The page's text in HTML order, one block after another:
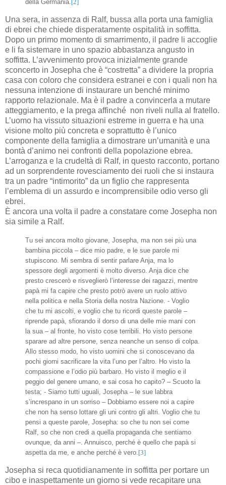
della Germania. [2]
Una sera, in assenza di Ralf, bussa alla porta una famiglia
di ebrei che chiede disperatamente ospitalità in soffitta.
Dopo un primo momento di smarrimento, il padre li accoglie
e li fa sistemare in uno spazio abbastanza angusto in
soffitta. L’avvenimento provoca inizialmente grande
sconcerto in Josepha che è “costretta” a dividere la propria
casa con coloro che considera estranei e con i quali non ha
nessuna intenzione di instaurare un benché minimo
rapporto relazionale. Ma è il padre a convincerla a mutare
atteggiamento, e la prega affinché non riveli nulla al fratello.
L’uomo ha vissuto situazioni estreme in guerra e ha una
visione molto più concreta e soprattutto è l’unico
componente della famiglia a dimostrare un’umanità e una
bontà d’animo nei confronti della popolazione ebrea.
L’arroganza e la crudeltà di Ralf, in questo racconto, portano
ad un sorprendente rovesciamento dei ruoli che si instaura
tra un padre “intimorito” da un figlio che rappresenta
l’emblema di un assurdo e incomprensibile odio verso gli
ebrei.
È ancora una volta il padre a constatare come Josepha non
sia simile a Ralf.
Tu sei ancora molto giovane, Josepha, ma non sei più una
bambina piccola – dice mio padre, e le sue parole mi
stupiscono. Mi sembra di sentir parlare Anja, ma lo
spessore degli argomenti è molto diverso. Anja dice che
presto crescerò e risveglierò l’interesse dei ragazzi, mentre
papà mi fa capire che presto potrò avere un ruolo attivo
nella politica e nella Storia della nostra Nazione. - Voglio
che tu mi ascolti, e voglio che tu ricordi queste parole –
riprende papà, sfiorando il dorso di una delle mie mani con
la sua – al fronte, ho visto cose terribili. Ho visto persone
sparare ad altre persone, senza neanche un senso di colpa.
Allo stesso modo, ho visto uomini che si conoscevano da
pochi giorni sacrificare la vita l’uno per l’altro. Ho visto la
compassione e l’odio più barbaro. Ho visto il meglio e il
peggio del genere umano, e sai cosa ho capito? – Scuoto la
testa; - Siamo tutti uguali, Josepha – le sue labbra
s’increspano in un sorriso – Dobbiamo essere noi a capire
che non ha senso lottare gli uni contro gli altri. Voglio che tu
pensi a queste parole, Josepha: so che tu non sei come
Ralf, so che non credi a quella propaganda che sentiamo
ovunque, da anni –. Annuisco, perché è quello che papà si
aspetta da me, e anche perché è vero.[3]
Josepha si reca quotidianamente in soffitta per portare un
cibo e inaspettamente un giorno si vede recapitare una